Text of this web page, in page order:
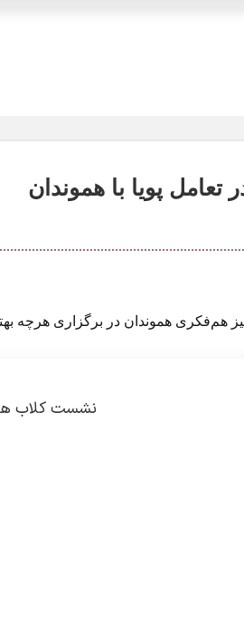
تعامل پویا با هموندان
نیز هم‌فکری هموندان در برگزاری هرچه